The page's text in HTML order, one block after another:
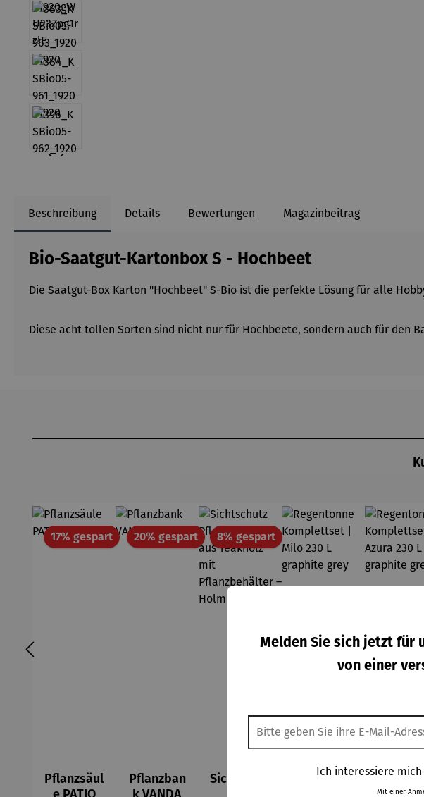
Beschreibung Details Bewertungen Magazinbeitrag
Bio-Saatgut-Kartonbox S - Hochbeet
Die Saatgut-Box Karton "Hochbeet" S-Bio ist die perfekte Lösung für alle
Diese acht tollen Sorten sind nicht nur für Hochbeete, sondern auch für den
17% gespartRabatt
Pflanzsäul
20% gespartRabatt
Pflanzban
8% gespartRabatt
Sichtschut
Regenton
Melden Sie sich jetzt für
von einer
Ich interessiere
Mit einer